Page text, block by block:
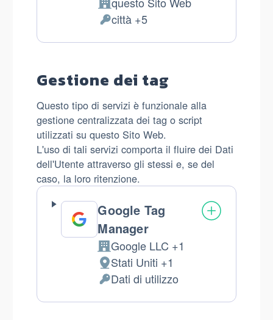
Azienda:
Dati
Personali
città +5
Gestione dei tag
Questo tipo di servizi è funzionale alla
gestione centralizzata dei tag o script
utilizzati su questo Sito Web.
L'uso di tali servizi comporta il fluire dei Dati
dell'Utente attraverso gli stessi e, se del
caso, la loro ritenzione.
Google Tag
Manager
Azienda:
Google LLC +1
Luogo
del
trattamento:
Stati Uniti +1
Dati
Personali
Dati di utilizzo